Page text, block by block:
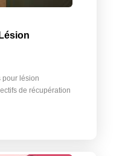
pour lésion
de récupération